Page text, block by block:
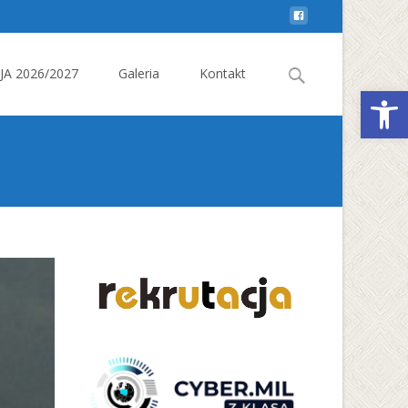
2026/2027 Galeria Kontakt
Search